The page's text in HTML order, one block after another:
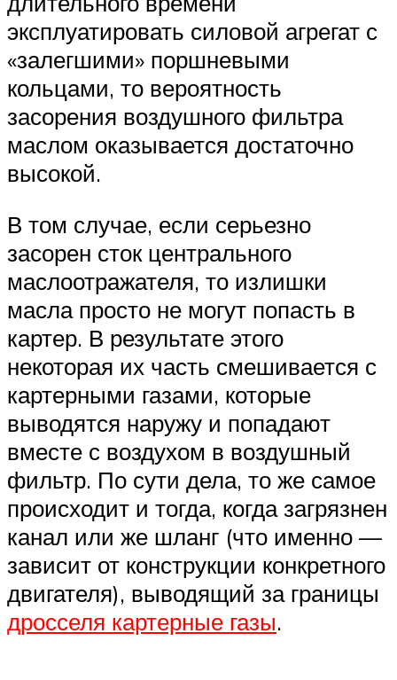
эксплуатировать силовой агрегат с
«залегшими» поршневыми
кольцами, то вероятность
засорения воздушного фильтра
маслом оказывается достаточно
высокой.
В том случае, если серьезно
засорен сток центрального
маслоотражателя, то излишки
масла просто не могут попасть в
картер. В результате этого
некоторая их часть смешивается с
картерными газами, которые
выводятся наружу и попадают
вместе с воздухом в воздушный
фильтр. По сути дела, то же самое
происходит и тогда, когда загрязнен
канал или же шланг (что именно —
зависит от конструкции конкретного
двигателя), выводящий за границы
дросселя картерные газы.